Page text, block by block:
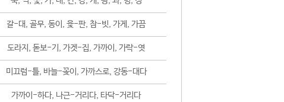
갈-대, 골무, 동이, 윷-판, 참-빗, 가게, 가끔
도라지, 돋보-기, 가겟-집, 가까이, 가락-엿
미끄럼-틀, 바늘-꽂이, 가까스로, 강동-대다
가까이-하다, 나근-거리다, 타닥-거리다